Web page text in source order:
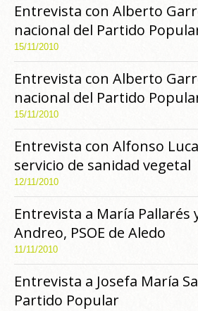
Entrevista con Alberto
nacional del Partido
15/11/2010
Entrevista con Alberto
nacional del Partido
15/11/2010
Entrevista con Alfonso
servicio de sanidad vegetal
12/11/2010
Entrevista a María Pallarés
Andreo, PSOE de Aledo
11/11/2010
Entrevista a Josefa María
Partido Popular